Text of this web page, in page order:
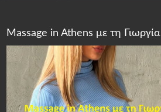
Massage in Athens με τη Γιωργία